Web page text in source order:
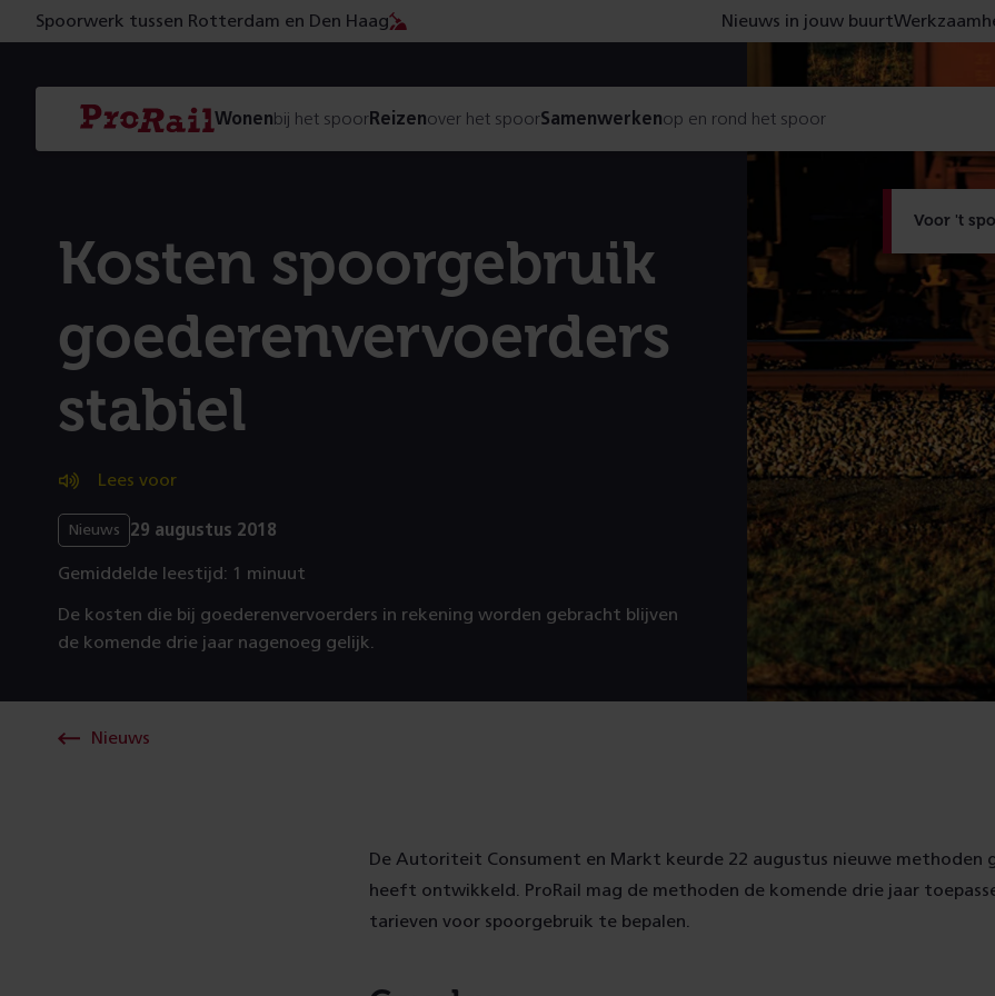
Voor 't
Spoorwerk tussen Rotterdam en Den Haag Nieuws in jouw buurt
Navigatie
Homepage
ProRail
Wonenbij het spoorReizenover het spoorSamenwerkenop en rond het spoor
Kosten spoorgebruik
goederenvervoerders
stabiel
Lees voor
Nieuws 29 augustus 2018
Gemiddelde leestijd: 1 minuut
De kosten die bij goederenvervoerders in rekening worden gebracht blijven
de komende drie jaar nagenoeg gelijk.
Nieuws
De Autoriteit Consument en Markt keurde 22 augustus nieuwe methoden
heeft ontwikkeld. ProRail mag de methoden de komende drie jaar
tarieven voor spoorgebruik te bepalen.